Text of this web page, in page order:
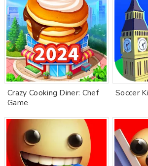
Crazy Cooking Diner: Chef
Game
Soccer